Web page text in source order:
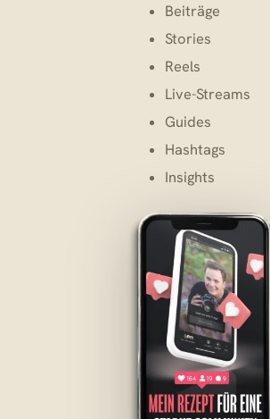
Beiträge
Stories
Reels
Live-Streams
Guides
Hashtags
Insights